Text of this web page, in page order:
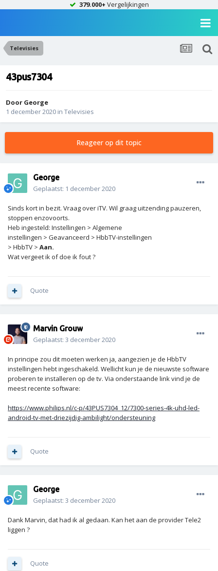
379.000+ Vergelijkingen
Televisies
43pus7304
Door George
1 december 2020 in Televisies
Reageer op dit topic
George
Geplaatst: 1 december 2020
Sinds kort in bezit. Vraag over iTV. Wil graag uitzending pauzeren,
stoppen enzovoorts.
Heb ingesteld: Instellingen > Algemene
instellingen > Geavanceerd > HbbTV-instellingen
> HbbTV > Aan.
Wat vergeet ik of doe ik fout ?
Quote
Marvin Grouw
Geplaatst: 3 december 2020
In principe zou dit moeten werken ja, aangezien je de HbbTV
instellingen hebt ingeschakeld. Wellicht kun je de nieuwste software
proberen te installeren op de tv. Via onderstaande link vind je de
meest recente software:
https://www.philips.nl/c-p/43PUS7304_12/7300-series-4k-uhd-led-
android-tv-met-driezijdig-ambilight/ondersteuning
Quote
George
Geplaatst: 3 december 2020
Dank Marvin, dat had ik al gedaan. Kan het aan de provider Tele2
liggen ?
Quote